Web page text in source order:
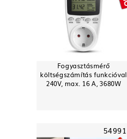
Fogyasztásmérő
költségszámítás funkcióval
240V, max. 16 A, 3680W
54991